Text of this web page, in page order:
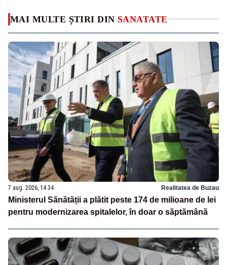
MAI MULTE ȘTIRI DIN SANATATE
7 aug. 2026, 14:34 Realitatea de Buzau
Ministerul Sănătății a plătit peste 174 de milioane de lei
pentru modernizarea spitalelor, în doar o săptămână